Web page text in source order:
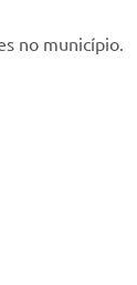
no município.